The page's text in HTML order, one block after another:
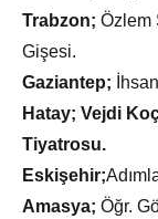
Trabzon; Özlem
Gişesi.
Gaziantep;
Hatay; Vejdi
Tiyatrosu.
Eskişehir;
Amasya; Öğr.